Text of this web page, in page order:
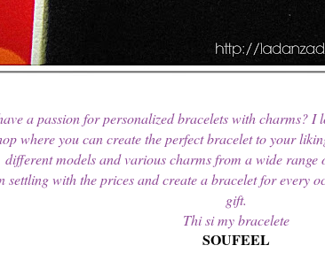
a passion for personalized bracelets with charms? I
where you can create the perfect bracelet to your
different models and various charms from a wide range
settling with the prices and create a bracelet for every
gift.
Thi si my bracelete
SOUFEEL